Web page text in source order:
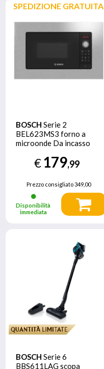
SPEDIZIONE GRATUITA
BOSCH Serie 2
BEL623MS3 forno a
microonde Da incasso
800 W Acciaio
€179,99
Prezzo consigliato349,00
Disponibilità
immediata
BOSCH Serie 6
BBS611LAG scopa